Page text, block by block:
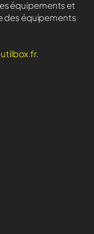
équipements et
des équipements
.